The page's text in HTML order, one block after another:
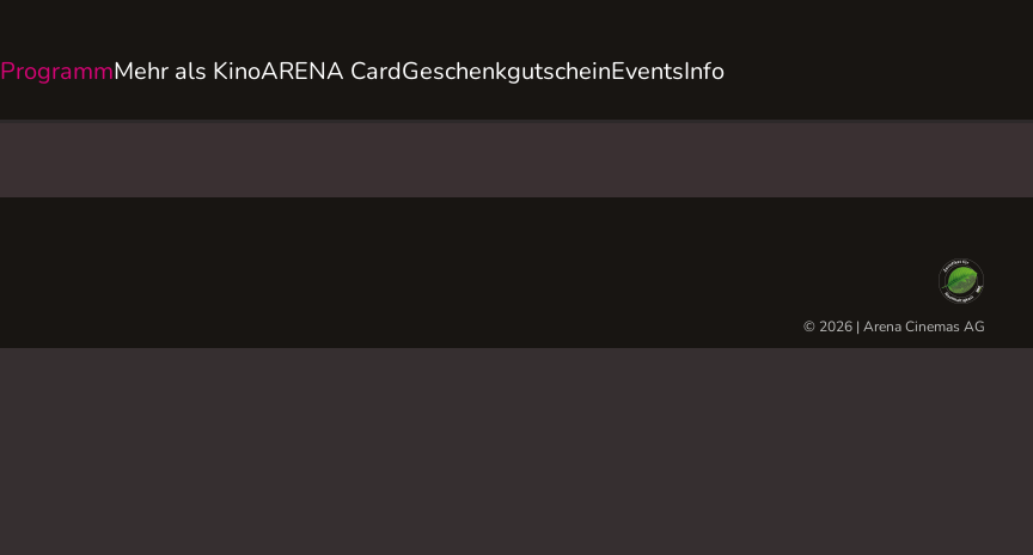
ProgrammMehr als KinoARENA CardGeschenkgutscheinEventsInfo
© 2026 | Arena Cinemas AG